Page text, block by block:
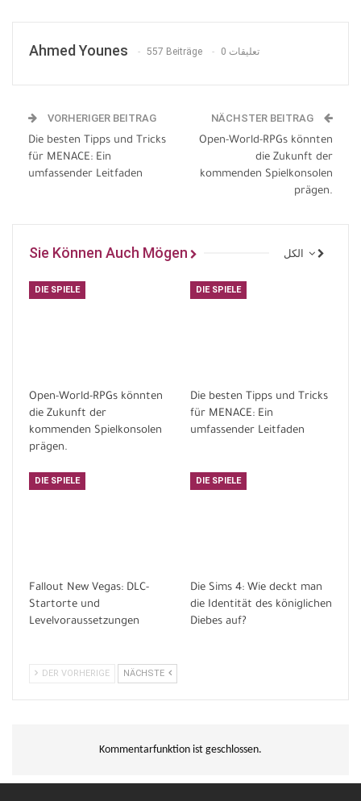
Ahmed Younes 557 Beiträge 0 تعليقات
VORHERIGER BEITRAG
Die besten Tipps und Tricks
für MENACE: Ein
umfassender Leitfaden
NÄCHSTER BEITRAG
Open-World-RPGs könnten
die Zukunft der
kommenden Spielkonsolen
prägen.
Sie Können Auch Mögen
DIE SPIELE
Open-World-RPGs könnten
die Zukunft der
kommenden Spielkonsolen
prägen.
DIE SPIELE
Die besten Tipps und Tricks
für MENACE: Ein
umfassender Leitfaden
DIE SPIELE
Fallout New Vegas: DLC-
Startorte und
Levelvoraussetzungen
DIE SPIELE
Die Sims 4: Wie deckt man
die Identität des königlichen
Diebes auf?
DER VORHERIGE NÄCHSTE
Kommentarfunktion ist geschlossen.